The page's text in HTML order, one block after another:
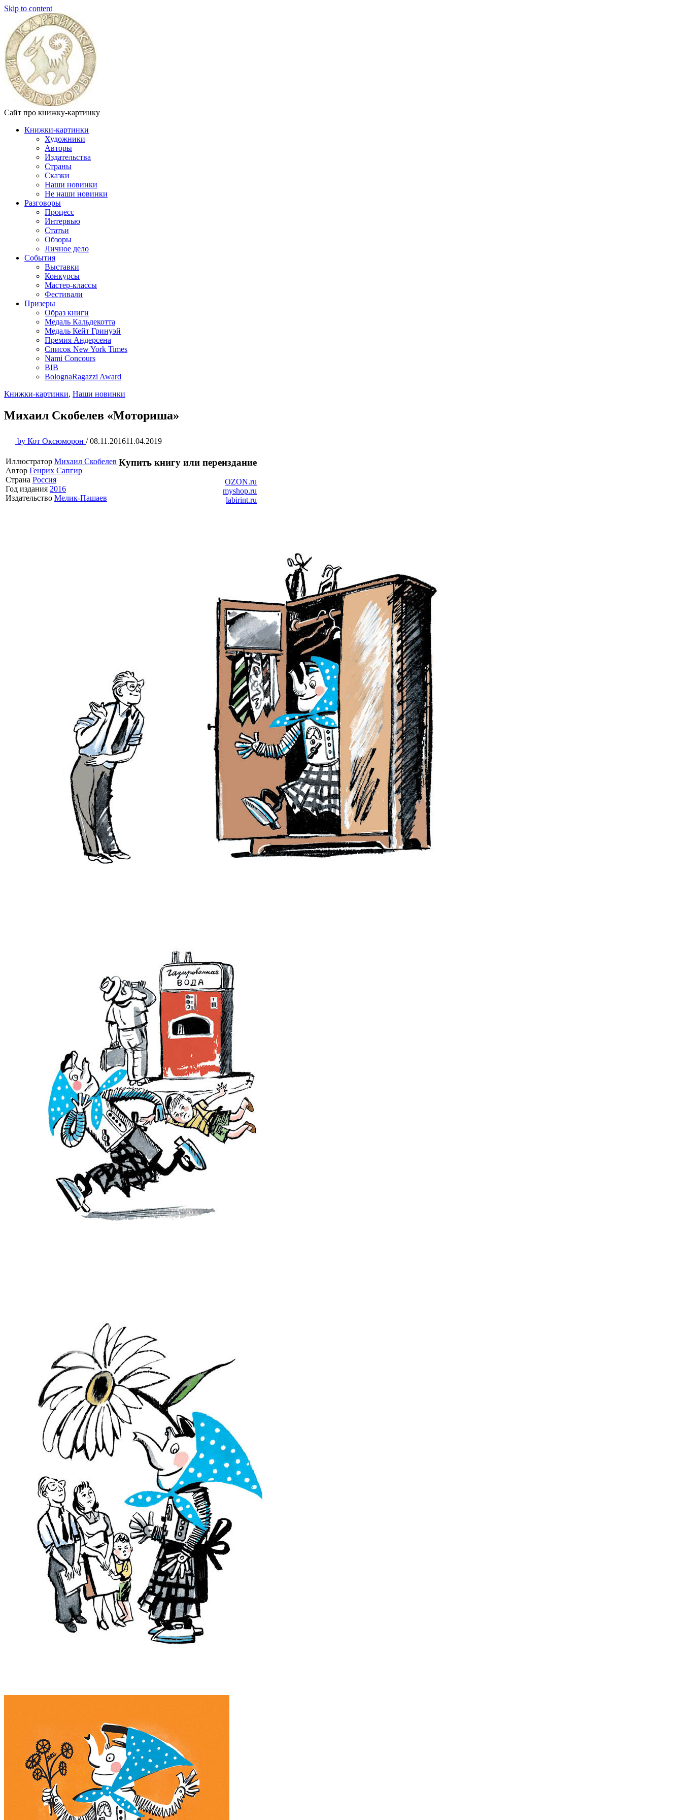
Skip to content
Сайт про книжку-картинку
Книжки-картинки
Художники
Авторы
Издательства
Страны
Сказки
Наши новинки
Не наши новинки
Разговоры
Процесс
Интервью
Статьи
Обзоры
Личное дело
События
Выставки
Конкурсы
Мастер-классы
Фестивали
Призеры
Образ книги
Медаль Кальдекотта
Медаль Кейт Гринуэй
Премия Андерсена
Список New York Times
Nami Concours
BIB
BolognaRagazzi Award
Книжки-картинки, Наши новинки
Михаил Скобелев «Моториша»
by Кот Оксюморон / 08.11.201611.04.2019
Иллюстратор Михаил Скобелев
Автор Генрих Сапгир
Страна Россия
Год издания 2016
Издательство Мелик-Пашаев
Купить книгу или переиздание
OZON.ru
myshop.ru
labirint.ru